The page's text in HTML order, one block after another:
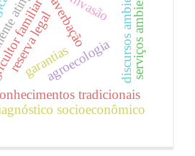
agroecologia
tradicionais
familiar discursos ambientais
socioeconômico
averbação
reserva legal
garantias serviços ambientais